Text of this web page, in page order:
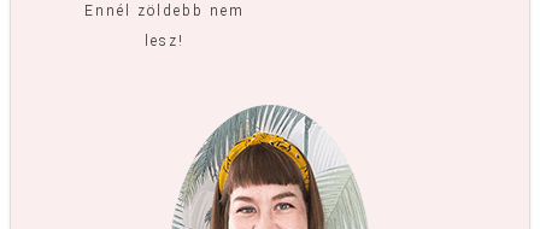
Ennél zöldebb nem
lesz!